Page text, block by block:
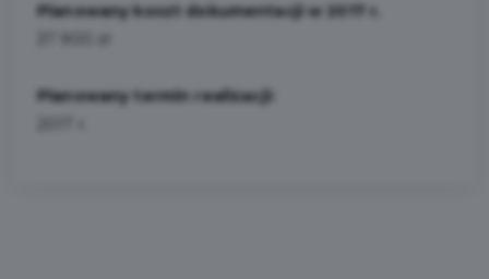
Planowany koszt dokumentacji w 2017 r.
Planowany termin realizacji: